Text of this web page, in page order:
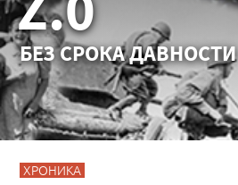
БЕЗ СРОКА ДАВНОСТИ
ХРОНИКА